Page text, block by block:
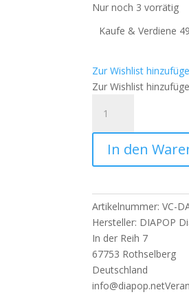
Nur noch 3 vorrätig
Kaufe & Verdiene
Zur Wishlist
Zur Wishlist
Numixie
Happy
New
Toast
-
40x50cm
-
Eckige
Harzsteine
Menge
In den
Artikelnummer:VC-
Hersteller: DIAPOP
In der Reih 7
67753 Rothselberg
Deutschland
info@diapop.net